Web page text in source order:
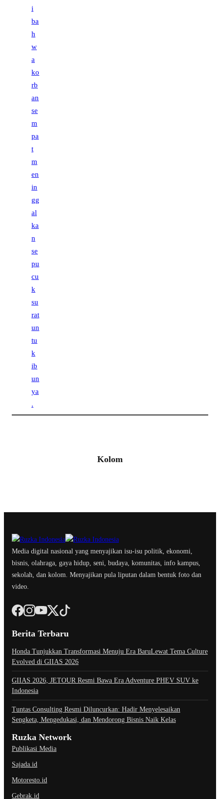
Kolom
Media digital nasional yang menyajikan isu-isu politik, ekonomi,
bisnis, olahraga, gaya hidup, seni, budaya, komunitas, info kampus,
sekolah, dan kolom. Menyajikan pula liputan dalam bentuk foto dan
video.
Berita Terbaru
Honda Tunjukkan Transformasi Menuju Era BaruLewat Tema Culture
Evolved di GIIAS 2026
GIIAS 2026, JETOUR Resmi Bawa Era Adventure PHEV SUV ke
Indonesia
Tuntas Consulting Resmi Diluncurkan: Hadir Menyelesaikan
Sengketa, Mengedukasi, dan Mendorong Bisnis Naik Kelas
Ruzka Network
Publikasi Media
Sajada.id
Motoresto.id
Gebrak.id